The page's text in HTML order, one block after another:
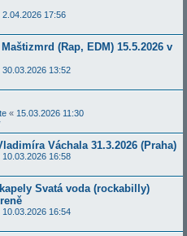
2.04.2026 17:56
(Rap, EDM) 15.5.2026 v
30.03.2026 13:52
« 15.03.2026 11:30
Váchala 31.3.2026 (Praha)
10.03.2026 16:58
Svatá voda (rockabilly)
10.03.2026 16:54